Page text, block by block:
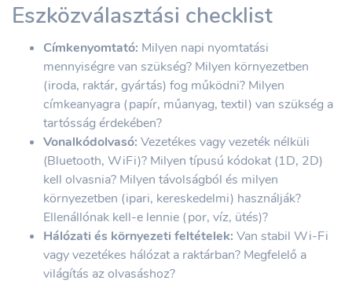
Eszközválasztási checklist
Címkenyomtató: Milyen napi nyomtatási
mennyiségre van szükség? Milyen környezetben
(iroda, raktár, gyártás) fog működni? Milyen
címkeanyagra (papír, műanyag, textil) van szükség a
tartósság érdekében?
Vonalkódolvasó: Vezetékes vagy vezeték nélküli
(Bluetooth, WiFi)? Milyen típusú kódokat (1D, 2D)
kell olvasnia? Milyen távolságból és milyen
környezetben (ipari, kereskedelmi) használják?
Ellenállónak kell-e lennie (por, víz, ütés)?
Hálózati és környezeti feltételek: Van stabil Wi-Fi
vagy vezetékes hálózat a raktárban? Megfelelő a
világítás az olvasáshoz?